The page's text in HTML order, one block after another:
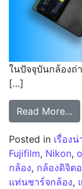
ในปัจจุบันกล้องถ่
[…]
Read More…
Posted in เรื่องน่
Fujifilm, Nikon,
กล้อง, กล้องดิจิต
แท่นชาร์จกล้อง,